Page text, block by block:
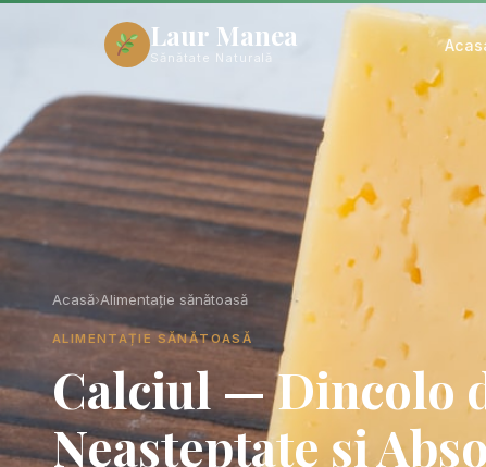
Laur Manea
Sănătate Naturală
Acasă›Alimentație sănătoasă
ALIMENTAȚIE SĂNĂTOASĂ
Calciul — Dincolo
Neașteptate și